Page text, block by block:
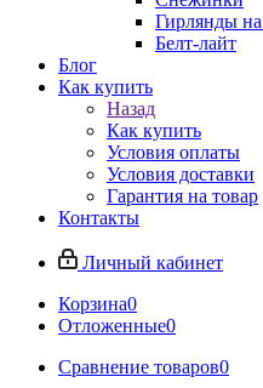
Гирлянды на
Белт-лайт
Блог
Как купить
Назад
Как купить
Условия оплаты
Условия доставки
Гарантия на товар
Контакты
Личный кабинет
Корзина0
Отложенные0
Сравнение товаров0